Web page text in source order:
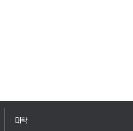
대학
인문융합공공인재학부